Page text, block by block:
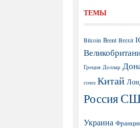
ТЕМЫ
Bitcoin Brent Brexit
Греция Доллар
союз Китай
Россия
Украина